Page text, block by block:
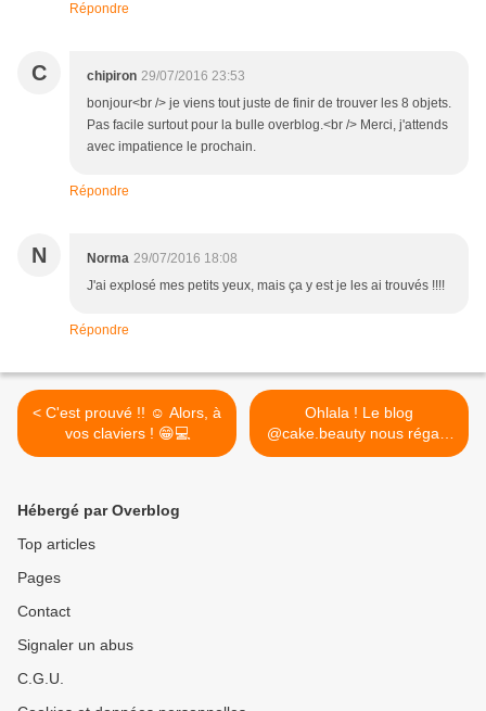
Répondre
C chipiron 29/07/2016 23:53
bonjour<br /> je viens tout juste de finir de trouver les 8 objets.
Pas facile surtout pour la bulle overblog.<br /> Merci, j'attends
avec impatience le prochain.
Répondre
N Norma 29/07/2016 18:08
J'ai explosé mes petits yeux, mais ça y est je les ai trouvés !!!!
Répondre
< C'est prouvé !! ☺️ Alors, à
vos claviers ! 😁💻
Ohlala ! Le blog
@cake.beauty nous régale
les yeux avec de sublimes
Hébergé par Overblog
Top articles
Pages
Contact
Signaler un abus
C.G.U.